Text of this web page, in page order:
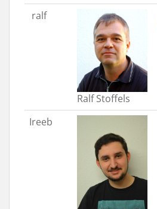
ralf
Ralf Stoffels
Ireeb